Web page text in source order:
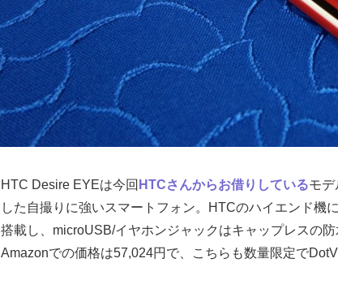
HTC Desire EYEは今回 HTCさんからお借りしているモ
した自撮りに強いスマートフォン。HTCのハイエンド機
搭載し、microUSB/イヤホンジャックはキャップレスの
Amazonでの価格は57,024円で、こちらも数量限定で